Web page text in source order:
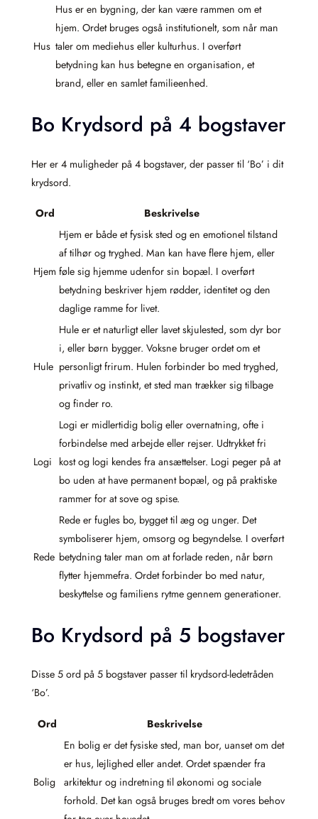
Hus
Hus er en bygning, der kan være rammen om et
hjem. Ordet bruges også institutionelt, som når man
taler om mediehus eller kulturhus. I overført
betydning kan hus betegne en organisation, et
brand, eller en samlet familieenhed.
Bo Krydsord på 4 bogstaver
Her er 4 muligheder på 4 bogstaver, der passer til ‘Bo’ i dit
krydsord.
Ord Beskrivelse
Hjem
Hjem er både et fysisk sted og en emotionel tilstand
af tilhør og tryghed. Man kan have flere hjem, eller
føle sig hjemme udenfor sin bopæl. I overført
betydning beskriver hjem rødder, identitet og den
daglige ramme for livet.
Hule
Hule er et naturligt eller lavet skjulested, som dyr bor
i, eller børn bygger. Voksne bruger ordet om et
personligt frirum. Hulen forbinder bo med tryghed,
privatliv og instinkt, et sted man trækker sig tilbage
og finder ro.
Logi
Logi er midlertidig bolig eller overnatning, ofte i
forbindelse med arbejde eller rejser. Udtrykket fri
kost og logi kendes fra ansættelser. Logi peger på at
bo uden at have permanent bopæl, og på praktiske
rammer for at sove og spise.
Rede
Rede er fugles bo, bygget til æg og unger. Det
symboliserer hjem, omsorg og begyndelse. I overført
betydning taler man om at forlade reden, når børn
flytter hjemmefra. Ordet forbinder bo med natur,
beskyttelse og familiens rytme gennem generationer.
Bo Krydsord på 5 bogstaver
Disse 5 ord på 5 bogstaver passer til krydsord-ledetråden
‘Bo’.
Ord Beskrivelse
Bolig
En bolig er det fysiske sted, man bor, uanset om det
er hus, lejlighed eller andet. Ordet spænder fra
arkitektur og indretning til økonomi og sociale
forhold. Det kan også bruges bredt om vores behov